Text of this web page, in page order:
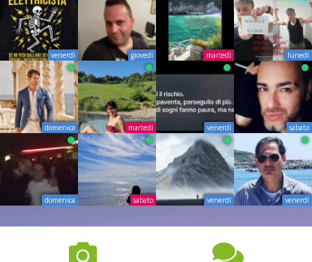
venerdì giovedì martedì lunedì
domenica martedì venerdì sabato
domenica sabato venerdì venerdì